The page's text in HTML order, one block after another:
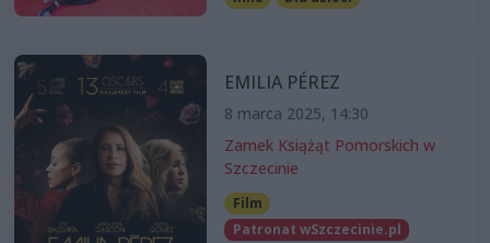
EMILIA PÉREZ
8 marca 2025, 14:30
Zamek Książąt Pomorskich w
Szczecinie
Film
Patronat wSzczecinie.pl